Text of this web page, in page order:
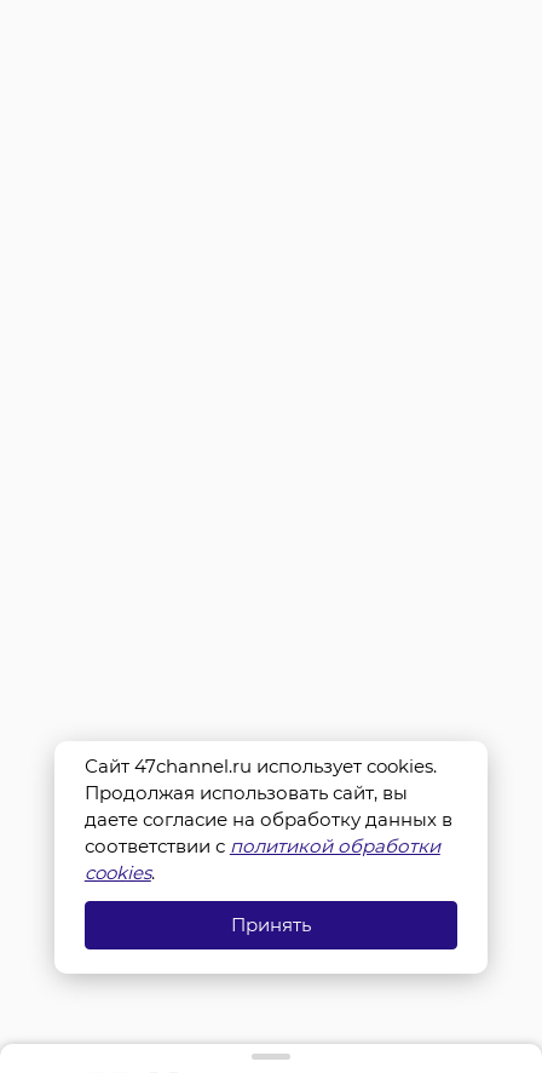
Сайт 47channel.ru использует cookies.
Продолжая использовать сайт, вы
даете согласие на обработку данных в
соответствии с политикой обработки
cookies.
Принять